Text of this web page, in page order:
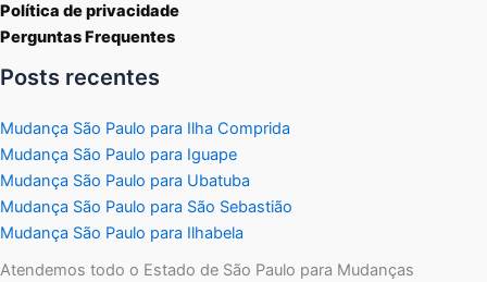
Política de privacidade
Perguntas Frequentes
Posts recentes
Mudança São Paulo para Ilha Comprida
Mudança São Paulo para Iguape
Mudança São Paulo para Ubatuba
Mudança São Paulo para São Sebastião
Mudança São Paulo para Ilhabela
Atendemos todo o Estado de São Paulo para Mudanças